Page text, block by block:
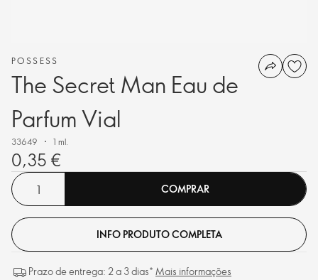
POSSESS
The Secret Man Eau de
Parfum Vial
33649 1 ml.
0,35 €
COMPRAR
INFO PRODUTO COMPLETA
Prazo de entrega: 2 a 3 dias* Mais informações